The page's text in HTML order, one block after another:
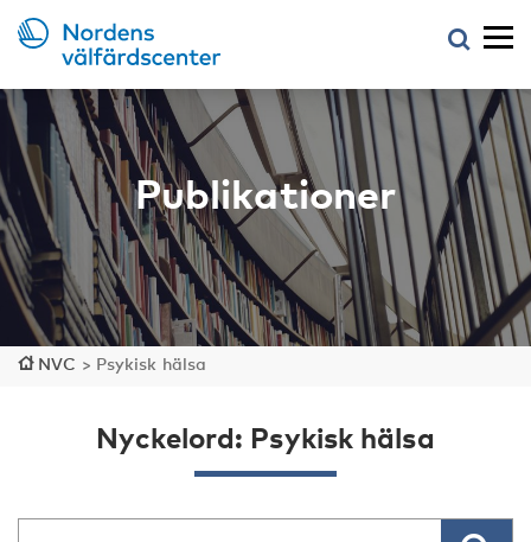
Publikationer
NVC > Psykisk hälsa
Nyckelord: Psykisk hälsa